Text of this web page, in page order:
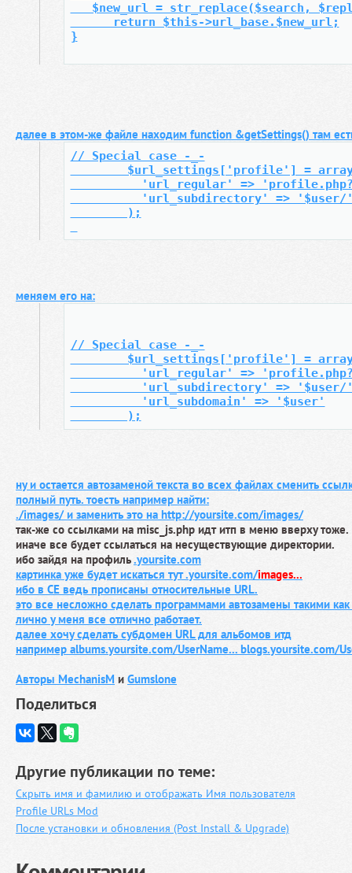
$new_url = str_replace($search,
return $this->url_base.$new_url;
}
далее в этом-же файле находим function &getSettings() там
// Special case -_-
$url_settings['profile'] =
'url_regular' =>
'url_subdirectory' => '$user/
);
меняем его на:
// Special case -_-
$url_settings['profile'] =
'url_regular' =>
'url_subdirectory' =>
'url_subdomain' => '$user'
);
ну и остается автозаменой текста во всех файлах сменить
полный путь. тоесть например найти:
./images/ и заменить это на http://yoursite.com/images/
так-же со ссылками на misc_js.php идт итп в меню вверху тоже.
иначе все будет ссылаться на несуществующие директории.
ибо зайдя на профиль.yoursite.com
картинка уже будет искаться тут.yoursite.com/images...
ибо в СЕ ведь прописаны относительные URL.
это все несложно сделать программами автозамены такими как
лично у меня все отлично работает.
далее хочу сделать субдомен URL для альбомов итд
например albums.yoursite.com/UserName... blogs.yoursite.com/
Авторы MechanisM и Gumslone
Поделиться
Другие публикации по теме:
Скрыть имя и фамилию и отображать Имя пользователя
Profile URLs Mod
После установки и обновления (Post Install & Upgrade)